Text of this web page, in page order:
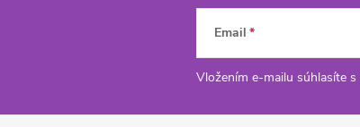
Email
Vložením e-mailu súhlasíte s